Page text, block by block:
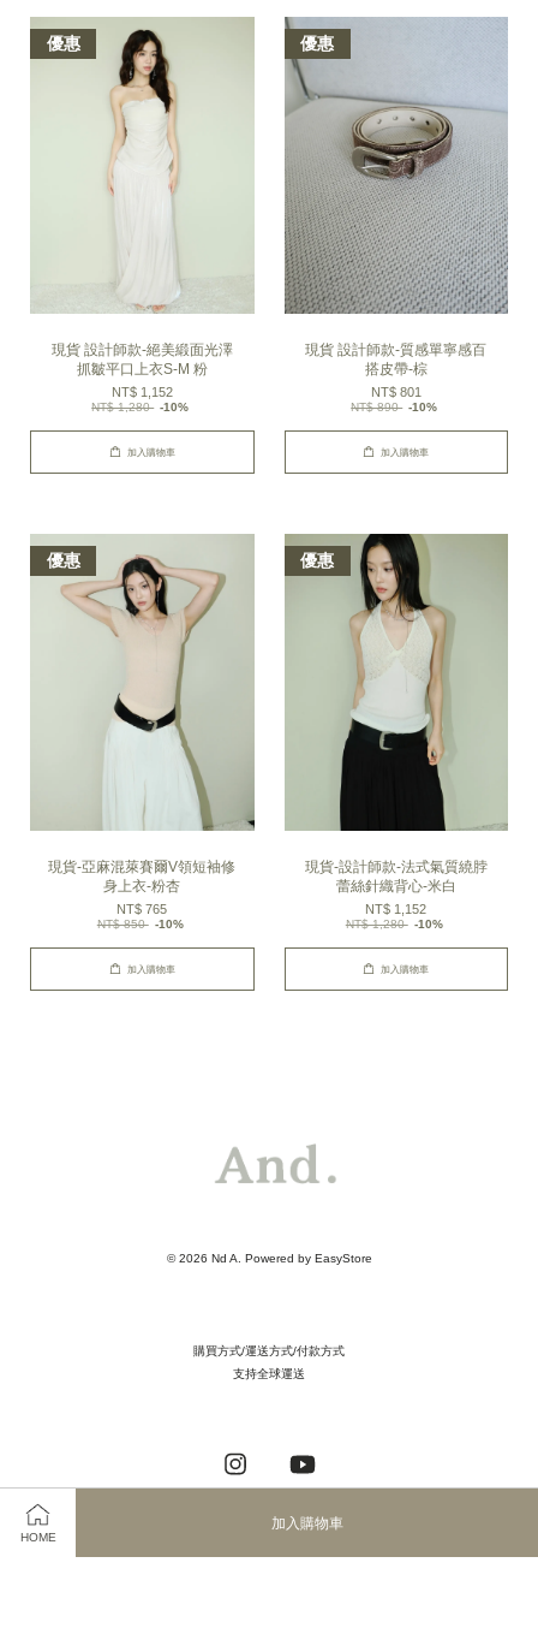
HOME
加入購物車
優惠
現貨 設計師款-絕美緞面光澤
抓皺平口上衣S-M 粉
NT$ 1,152
NT$ 1,280 -10%
加入購物車
優惠
現貨 設計師款-質感單寧感百
搭皮帶-棕
NT$ 801
NT$ 890 -10%
加入購物車
優惠
現貨-亞麻混萊賽爾V領短袖修
身上衣-粉杏
NT$ 765
NT$ 850 -10%
加入購物車
優惠
現貨-設計師款-法式氣質繞脖
蕾絲針織背心-米白
NT$ 1,152
NT$ 1,280 -10%
加入購物車
© 2026 Nd A. Powered by EasyStore
購買方式/運送方式/付款方式
支持全球運送
Instagram